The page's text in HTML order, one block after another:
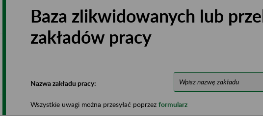
Baza zlikwidowanych lub
zakładów pracy
Nazwa zakładu pracy:
Wszystkie uwagi można przesyłać poprzez formularz